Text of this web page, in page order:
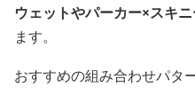
ウェットやパーカー×スキ
ます。
おすすめの組み合わせパタ